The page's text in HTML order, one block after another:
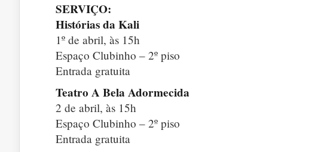
SERVIÇO:
Histórias da Kali
1º de abril, às 15h
Espaço Clubinho – 2º piso
Entrada gratuita
Teatro A Bela Adormecida
2 de abril, às 15h
Espaço Clubinho – 2º piso
Entrada gratuita